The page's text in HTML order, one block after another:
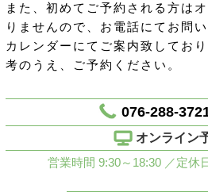
また、初めてご予約される方は
りませんので、お電話にてお問
カレンダーにてご案内致してお
考のうえ、ご予約ください。
076-288-
オンライン
営業時間 9:30～18:30 ／定休